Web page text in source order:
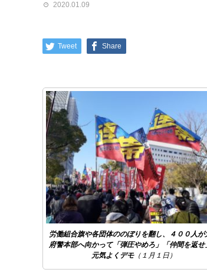
2020.01.09
Tweet Share
労働組合旗や各団体ののぼりを翻し、４００人が
府警本部へ向かって「弾圧やめろ」「仲間を返せ
元気よくデモ（１月１日）